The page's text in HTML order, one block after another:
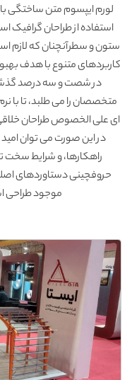
لورم ایپسوم متن ساختگی
استفاده از طراحان گرافیک
ستون و سطرآنچنان که لازم
کاربردهای متنوع با هدف
در شصت و سه درصد
متخصصان را می طلبد، تا با
ای علی الخصوص طراحان
در این صورت می توان
راهکارها، و شرایط سخت
حروفچینی دستاوردهای
موجود طراحی